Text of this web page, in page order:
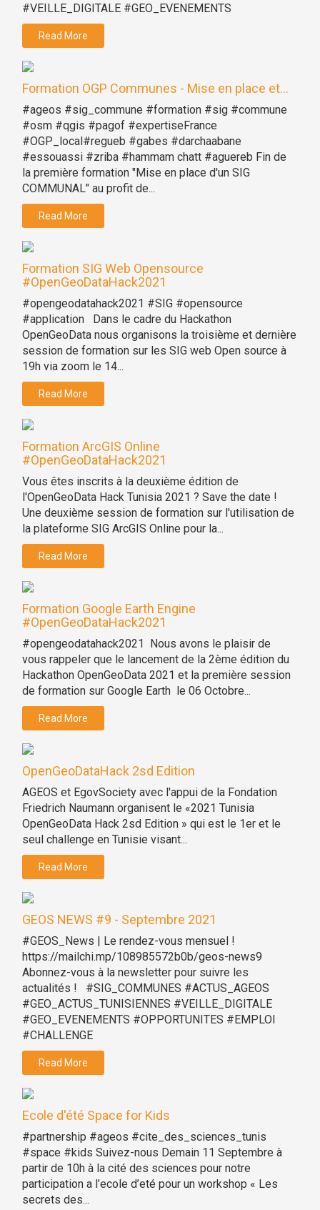
#VEILLE_DIGITALE #GEO_EVENEMENTS
Read More
Formation OGP Communes - Mise en place et...
#ageos #sig_commune #formation #sig #commune
#osm #qgis #pagof #expertiseFrance
#OGP_local#regueb #gabes #darchaabane
#essouassi #zriba #hammam chatt #aguereb Fin de
la première formation "Mise en place d'un SIG
COMMUNAL" au profit de...
Read More
Formation SIG Web Opensource
#OpenGeoDataHack2021
#opengeodatahack2021 #SIG #opensource
#application Dans le cadre du Hackathon
OpenGeoData nous organisons la troisième et dernière
session de formation sur les SIG web Open source à
19h via zoom le 14...
Read More
Formation ArcGIS Online
#OpenGeoDataHack2021
Vous êtes inscrits à la deuxième édition de
l'OpenGeoData Hack Tunisia 2021 ? Save the date !
Une deuxième session de formation sur l'utilisation de
la plateforme SIG ArcGIS Online pour la...
Read More
Formation Google Earth Engine
#OpenGeoDataHack2021
#opengeodatahack2021 Nous avons le plaisir de
vous rappeler que le lancement de la 2ème édition du
Hackathon OpenGeoData 2021 et la première session
de formation sur Google Earth le 06 Octobre...
Read More
OpenGeoDataHack 2sd Edition
AGEOS et EgovSociety avec l'appui de la Fondation
Friedrich Naumann organisent le «2021 Tunisia
OpenGeoData Hack 2sd Edition » qui est le 1er et le
seul challenge en Tunisie visant...
Read More
GEOS NEWS #9 - Septembre 2021
#GEOS_News | Le rendez-vous mensuel !
https://mailchi.mp/108985572b0b/geos-news9
Abonnez-vous à la newsletter pour suivre les
actualités ! #SIG_COMMUNES #ACTUS_AGEOS
#GEO_ACTUS_TUNISIENNES #VEILLE_DIGITALE
#GEO_EVENEMENTS #OPPORTUNITES #EMPLOI
#CHALLENGE
Read More
Ecole d'été Space for Kids
#partnership #ageos #cite_des_sciences_tunis
#space #kids Suivez-nous Demain 11 Septembre à
partir de 10h à la cité des sciences pour notre
participation a l’ecole d’eté pour un workshop « Les
secrets des...